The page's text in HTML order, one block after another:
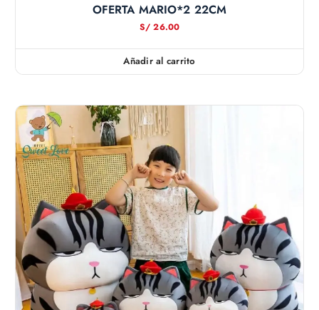
OFERTA MARIO*2 22CM
S/ 26.00
Añadir al carrito